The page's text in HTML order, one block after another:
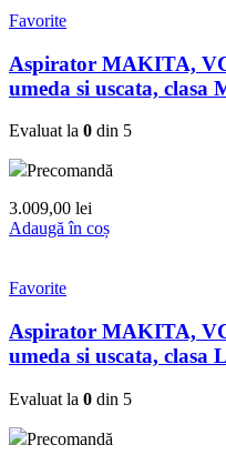
Favorite
Aspirator MAKITA,
umeda si uscata, clasa
Evaluat la 0 din 5
Precomandă
3.009,00 lei
Adaugă în coș
Favorite
Aspirator MAKITA,
umeda si uscata, clasa
Evaluat la 0 din 5
Precomandă